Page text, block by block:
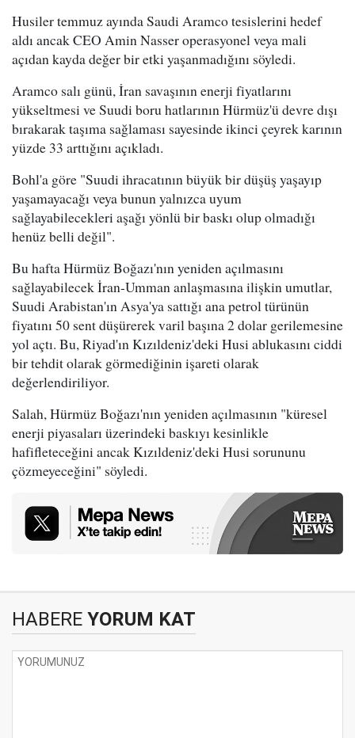
Husiler temmuz ayında Saudi Aramco tesislerini hedef
aldı ancak CEO Amin Nasser operasyonel veya mali
açıdan kayda değer bir etki yaşanmadığını söyledi.
Aramco salı günü, İran savaşının enerji fiyatlarını
yükseltmesi ve Suudi boru hatlarının Hürmüz'ü devre dışı
bırakarak taşıma sağlaması sayesinde ikinci çeyrek karının
yüzde 33 arttığını açıkladı.
Bohl'a göre "Suudi ihracatının büyük bir düşüş yaşayıp
yaşamayacağı veya bunun yalnızca uyum
sağlayabilecekleri aşağı yönlü bir baskı olup olmadığı
henüz belli değil".
Bu hafta Hürmüz Boğazı'nın yeniden açılmasını
sağlayabilecek İran-Umman anlaşmasına ilişkin umutlar,
Suudi Arabistan'ın Asya'ya sattığı ana petrol türünün
fiyatını 50 sent düşürerek varil başına 2 dolar gerilemesine
yol açtı. Bu, Riyad'ın Kızıldeniz'deki Husi ablukasını ciddi
bir tehdit olarak görmediğinin işareti olarak
değerlendiriliyor.
Salah, Hürmüz Boğazı'nın yeniden açılmasının "küresel
enerji piyasaları üzerindeki baskıyı kesinlikle
hafifleteceğini ancak Kızıldeniz'deki Husi sorununu
çözmeyeceğini" söyledi.
HABERE YORUM KAT